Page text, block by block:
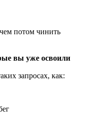
потом чинить
вы уже освоили
запросах, как: